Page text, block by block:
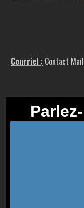
Courriel : Contact Mail